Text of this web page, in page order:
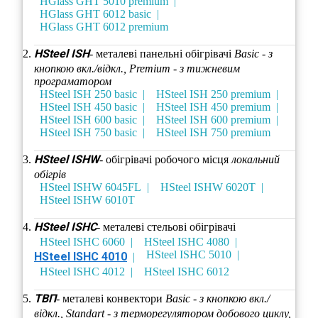
HGlass GHT 6012 basic
HGlass GHT 6012 premium
HSteel ISH- металеві панельні обігрівачі Basic - з
кнопкою вкл./відкл., Premium - з тижневим
програматором
HSteel ISH 250 basic
HSteel ISH 250 premium
HSteel ISH 450 basic
HSteel ISH 450 premium
HSteel ISH 600 basic
HSteel ISH 600 premium
HSteel ISH 750 basic
HSteel ISH 750 premium
HSteel ISHW- обігрівачі робочого місця локальний
обігрів
HSteel ISHW 6045FL
HSteel ISHW 6020T
HSteel ISHW 6010T
HSteel ISHC- металеві стельові обігрівачі
HSteel ISHC 6060
HSteel ISHC 4080
HSteel ISHC 4010
HSteel ISHC 5010
HSteel ISHC 4012
HSteel ISHC 6012
ТВП- металеві конвектори Basic - з кнопкою вкл./
відкл., Standart - з терморегулятором добового циклу,